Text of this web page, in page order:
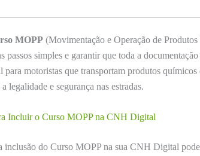
MOPP (Movimentação e Operação de Produtos
passos simples e garantir que toda a
para motoristas que transportam produtos
legalidade e segurança nas estradas.
Incluir o Curso MOPP na CNH Digital
inclusão do Curso MOPP na sua CNH Digital